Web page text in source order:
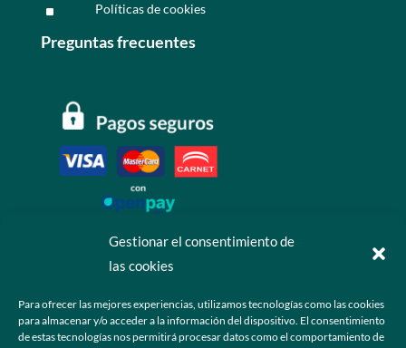
Gestionar el consentimiento de
las cookies
Para ofrecer las mejores experiencias, utilizamos tecnologías como las cookies
para almacenar y/o acceder a la información del dispositivo. El consentimiento
de estas tecnologías nos permitirá procesar datos como el comportamiento de
^ Políticas de cookies
Preguntas frecuentes
 +52 55 6173 7725 (Ventas)